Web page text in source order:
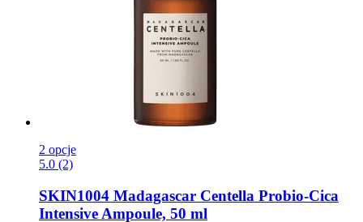
2 opcje
5.0 (2)
SKIN1004 Madagascar Centella Probio-​Cica
Intensive Ampoule, 50 ml